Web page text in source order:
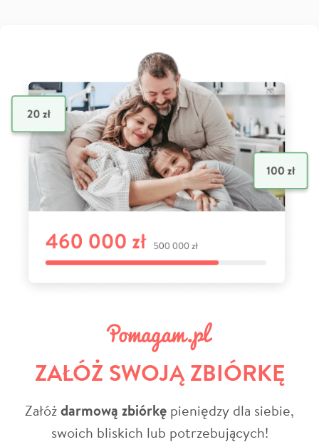
ZAŁÓŻ SWOJĄ ZBIÓRKĘ
Załóżdarmową zbiórkę pieniędzy dla siebie,
swoich bliskich lub potrzebujących!